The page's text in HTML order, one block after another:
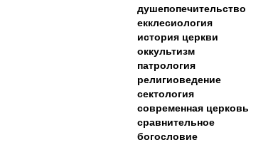
душепопечительство
екклесиология
история церкви
оккультизм
патрология
религиоведение
сектология
современная церковь
сравнительное
богословие